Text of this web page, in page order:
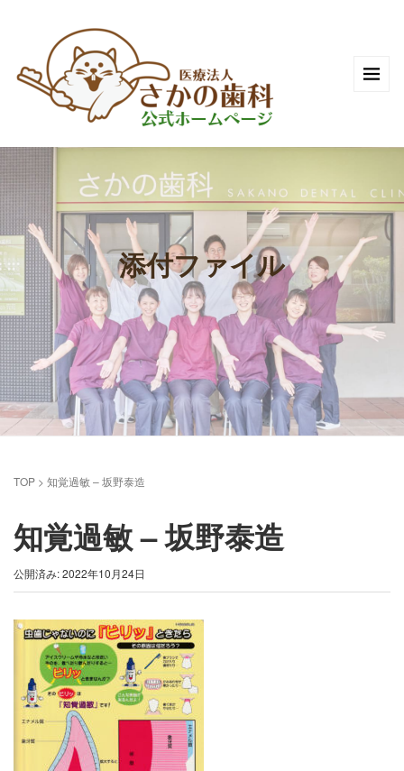
添付ファイル
TOP > 知覚過敏 – 坂野泰造
知覚過敏 – 坂野泰造
公開済み: 2022年10月24日